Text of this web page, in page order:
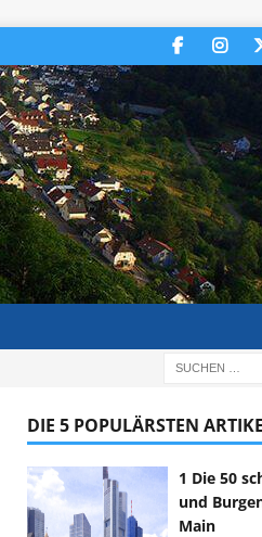
DIE 5 POPULÄRSTEN
1 Die 50
und
Main